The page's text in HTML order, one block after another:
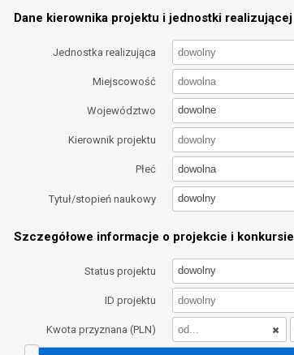
Dane kierownika projektu i jednostki realizującej
Jednostka realizująca
Miejscowość
Województwo dowolne
Kierownik projektu
Płeć dowolna
Tytuł/stopień naukowy dowolny
Szczegółowe informacje o projekcie i konkursie
Status projektu dowolny
ID projektu
Kwota przyznana (PLN)